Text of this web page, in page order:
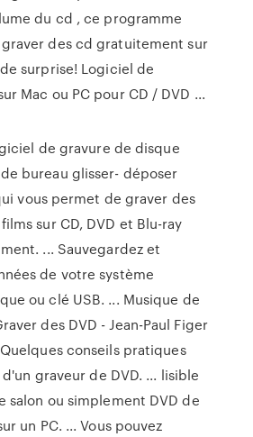
du cd , ce programme
des cd gratuitement sur
surprise! Logiciel de
Mac ou PC pour CD / DVD ...
de gravure de disque
bureau glisser- déposer
vous permet de graver des
sur CD, DVD et Blu-ray
... Sauvegardez et
de votre système
ou clé USB. ... Musique de
des DVD - Jean-Paul Figer
conseils pratiques
graveur de DVD. ... lisible
salon ou simplement DVD de
un PC. ... Vous pouvez